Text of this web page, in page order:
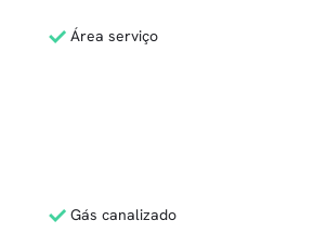
Área serviço
Gás canalizado